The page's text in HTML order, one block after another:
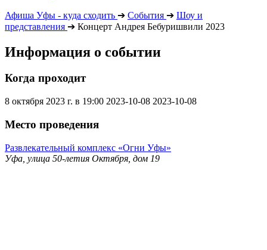
Афиша Уфы - куда сходить ➔ События ➔ Шоу и
представления ➔ Концерт Андрея Бебуришвили 2023
Информация о событии
Когда проходит
8 октября 2023 г. в 19:00 2023-10-08 2023-10-08
Место проведения
Развлекательный комплекс «Огни Уфы»
Уфа, улица 50-летия Октября, дом 19